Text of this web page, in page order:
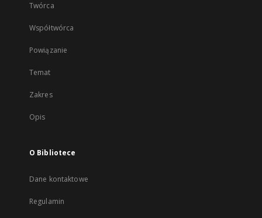
Twórca
Współtwórca
Powiązanie
Temat
Zakres
Opis
O Bibliotece
Dane kontaktowe
Regulamin